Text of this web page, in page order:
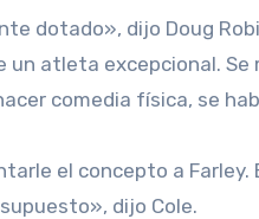
dotado», dijo Doug
un atleta excepcional.
comedia física, se
el concepto a
dijo Cole.